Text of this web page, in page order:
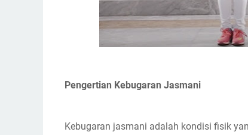
Pengertian Kebugaran Jasmani
Kebugaran jasmani adalah kondisi fisik